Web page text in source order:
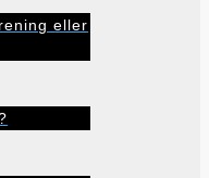
eller